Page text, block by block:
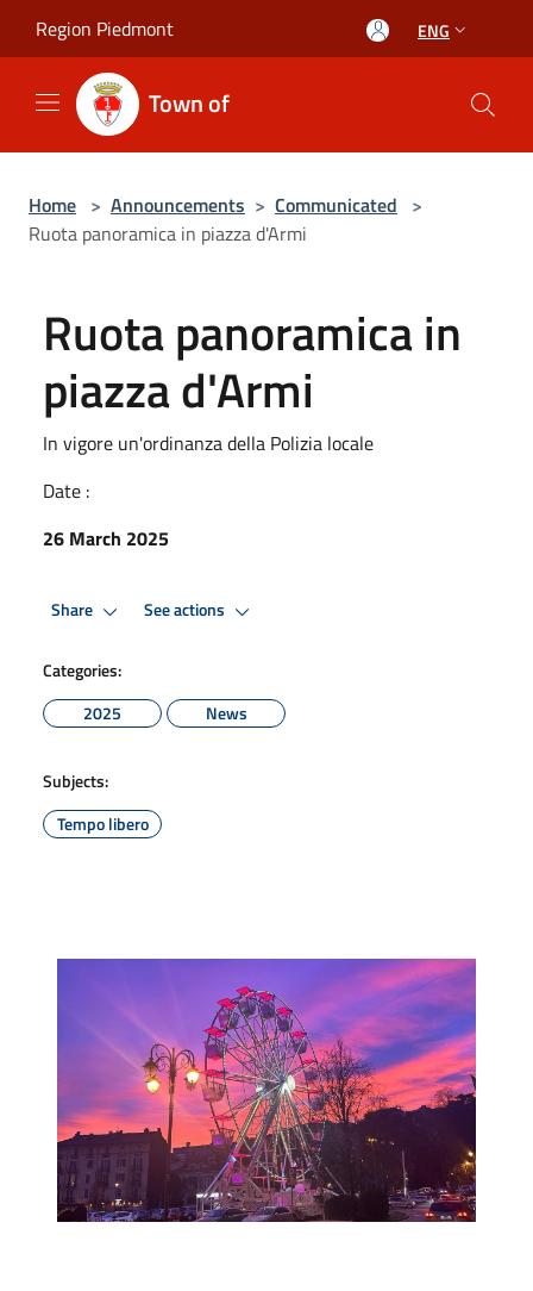
Region Piedmont ENG
Town of
Home > Announcements > Communicated >
Ruota panoramica in piazza d'Armi
Ruota panoramica in
piazza d'Armi
In vigore un'ordinanza della Polizia locale
Date :
26 March 2025
Share See actions
Categories:
2025
News
Subjects:
Tempo libero